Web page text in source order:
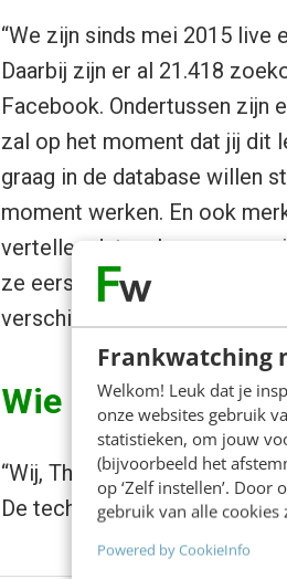
Frankwatching
Welkom! Leuk dat je
onze websites gebruik
statistieken, om jouw
(bijvoorbeeld het
op ‘Zelf instellen’. Door
gebruik van alle cookies
Powered by CookieInfo
“We zijn sinds mei 2015 live
Daarbij zijn er al 21.418
Facebook. Ondertussen zijn
zal op het moment dat jij dit
graag in de database willen
moment werken. En ook
vertellen dat ze hun
ze eerst bij vermeld
verschillende bureaus. De
Wie is er bij
“Wij, Thomas Aberson &
De technische realisatie is